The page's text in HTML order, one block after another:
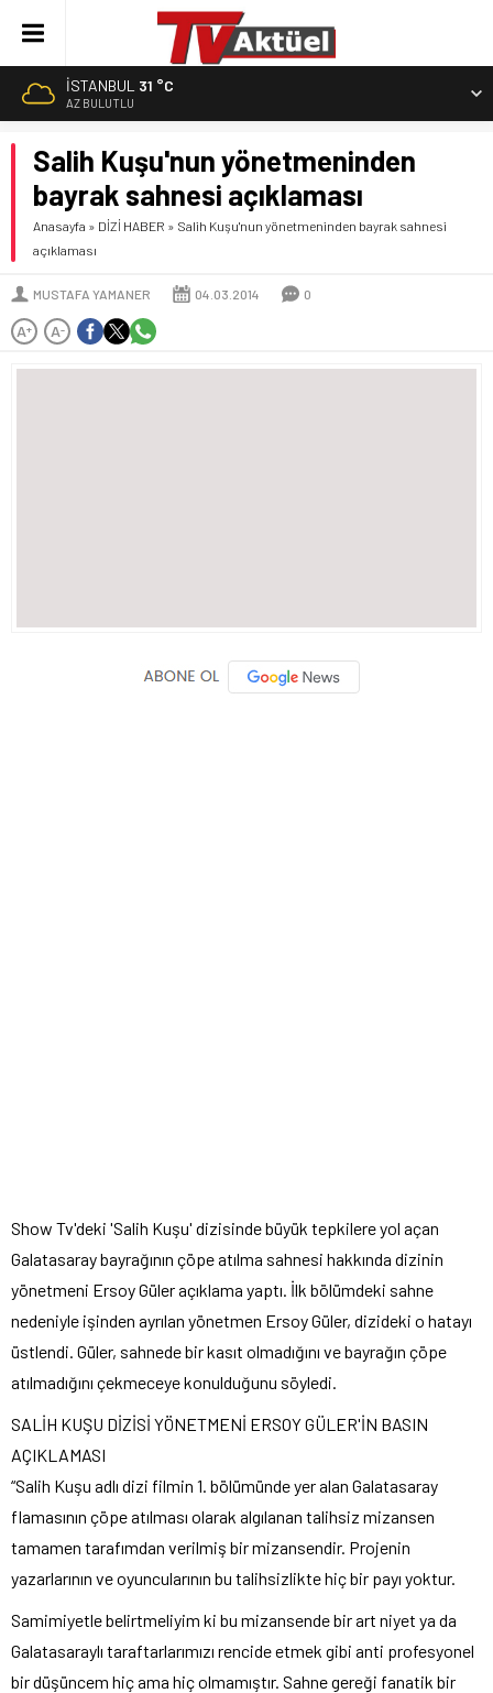
İSTANBUL 31 °C
AZ BULUTLU
Salih Kuşu'nun yönetmeninden
bayrak sahnesi açıklaması
Anasayfa » DİZİ HABER » Salih Kuşu'nun yönetmeninden bayrak sahnesi
açıklaması
MUSTAFA YAMANER 04.03.2014 0
A+ A-
Show Tv'deki 'Salih Kuşu' dizisinde büyük tepkilere yol açan
Galatasaray bayrağının çöpe atılma sahnesi hakkında dizinin
yönetmeni Ersoy Güler açıklama yaptı. İlk bölümdeki sahne
nedeniyle işinden ayrılan yönetmen Ersoy Güler, dizideki o hatayı
üstlendi. Güler, sahnede bir kasıt olmadığını ve bayrağın çöpe
atılmadığını çekmeceye konulduğunu söyledi.
SALİH KUŞU DİZİSİ YÖNETMENİ ERSOY GÜLER'İN BASIN
AÇIKLAMASI
“Salih Kuşu adlı dizi filmin 1. bölümünde yer alan Galatasaray
flamasının çöpe atılması olarak algılanan talihsiz mizansen
tamamen tarafımdan verilmiş bir mizansendir. Projenin
yazarlarının ve oyuncularının bu talihsizlikte hiç bir payı yoktur.
Samimiyetle belirtmeliyim ki bu mizansende bir art niyet ya da
Galatasaraylı taraftarlarımızı rencide etmek gibi anti profesyonel
bir düşüncem hiç ama hiç olmamıştır. Sahne gereği fanatik bir